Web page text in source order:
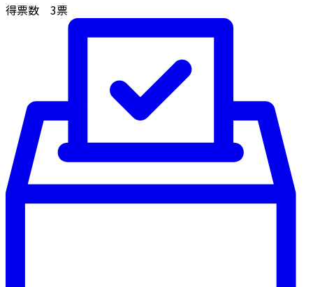
得票数 3票